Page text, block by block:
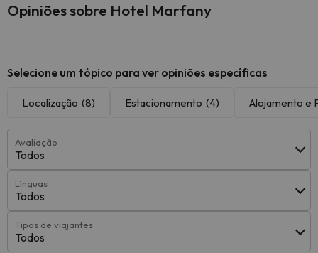
Opiniões sobre Hotel Marfany
Selecione um tópico para ver opiniões específicas
Localização (8) Estacionamento (4) Alojamento e
Avaliação
Todos
Línguas
Todos
Tipos de viajantes
Todos